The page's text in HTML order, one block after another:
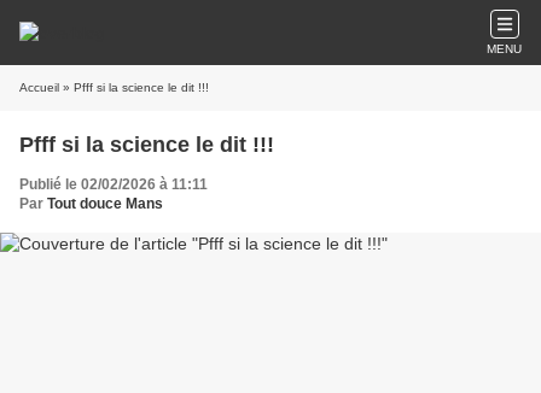
MENU
Accueil » Pfff si la science le dit !!!
Pfff si la science le dit !!!
Publié le 02/02/2026 à 11:11
Par Tout douce Mans